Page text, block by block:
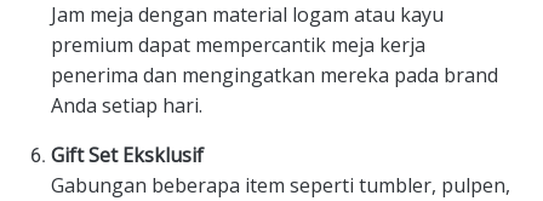
Jam meja dengan material logam atau kayu
premium dapat mempercantik meja kerja
penerima dan mengingatkan mereka pada brand
Anda setiap hari.
Gift Set Eksklusif
Gabungan beberapa item seperti tumbler, pulpen,